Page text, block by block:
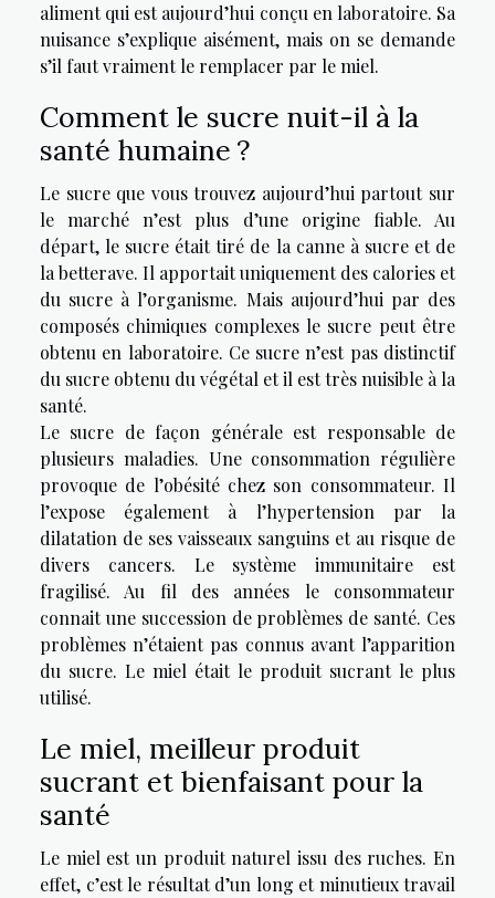
aliment qui est aujourd’hui conçu en laboratoire. Sa
nuisance s’explique aisément, mais on se demande
s’il faut vraiment le remplacer par le miel.
Comment le sucre nuit-il à la
santé humaine ?
Le sucre que vous trouvez aujourd’hui partout sur
le marché n’est plus d’une origine fiable. Au
départ, le sucre était tiré de la canne à sucre et de
la betterave. Il apportait uniquement des calories et
du sucre à l’organisme. Mais aujourd’hui par des
composés chimiques complexes le sucre peut être
obtenu en laboratoire. Ce sucre n’est pas distinctif
du sucre obtenu du végétal et il est très nuisible à la
santé.
Le sucre de façon générale est responsable de
plusieurs maladies. Une consommation régulière
provoque de l’obésité chez son consommateur. Il
l’expose également à l’hypertension par la
dilatation de ses vaisseaux sanguins et au risque de
divers cancers. Le système immunitaire est
fragilisé. Au fil des années le consommateur
connait une succession de problèmes de santé. Ces
problèmes n’étaient pas connus avant l’apparition
du sucre. Le miel était le produit sucrant le plus
utilisé.
Le miel, meilleur produit
sucrant et bienfaisant pour la
santé
Le miel est un produit naturel issu des ruches. En
effet, c’est le résultat d’un long et minutieux travail